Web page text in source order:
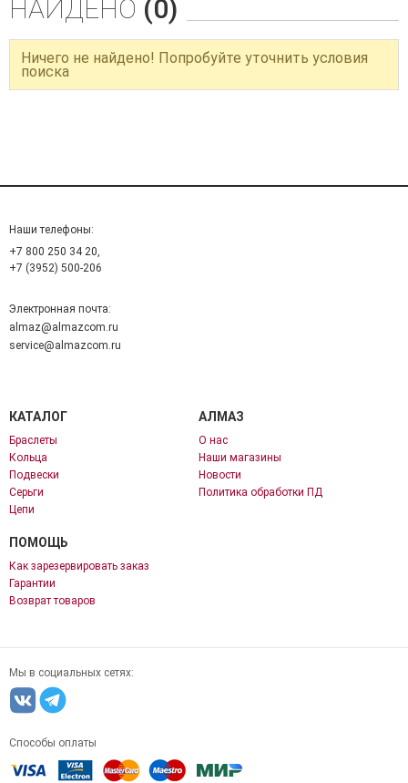
НАЙДЕНО (0)
Ничего не найдено! Попробуйте уточнить условия
поиска
Наши телефоны:
+7 800 250 34 20,
+7 (3952) 500-206
Электронная почта:
almaz@almazcom.ru
service@almazcom.ru
КАТАЛОГ
Браслеты
Кольца
Подвески
Серьги
Цепи
АЛМАЗ
О нас
Наши магазины
Новости
Политика обработки ПД
ПОМОЩЬ
Как зарезервировать заказ
Гарантии
Возврат товаров
Мы в социальных сетях:
Способы оплаты